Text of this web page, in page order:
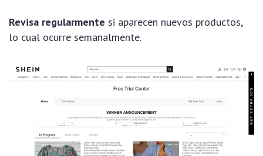
Revisa regularmente si aparecen nuevos productos,
lo cual ocurre semanalmente.